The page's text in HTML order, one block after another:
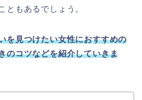
ともあるでしょう。
を見つけたい女性におすすめの
のコツなどを紹介していきま